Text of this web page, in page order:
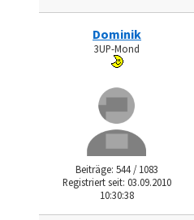
Dominik
3UP-Mond
Beiträge: 544 / 1083
Registriert seit: 03.09.2010
10:30:38